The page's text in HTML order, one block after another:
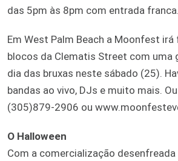
das 5pm às 8pm com entrada franca.
Em West Palm Beach a Moonfest irá
blocos da Clematis Street com uma
dia das bruxas neste sábado (25).
bandas ao vivo, DJs e muito mais.
(305)879-2906 ou
O Halloween
Com a comercialização desenfreada